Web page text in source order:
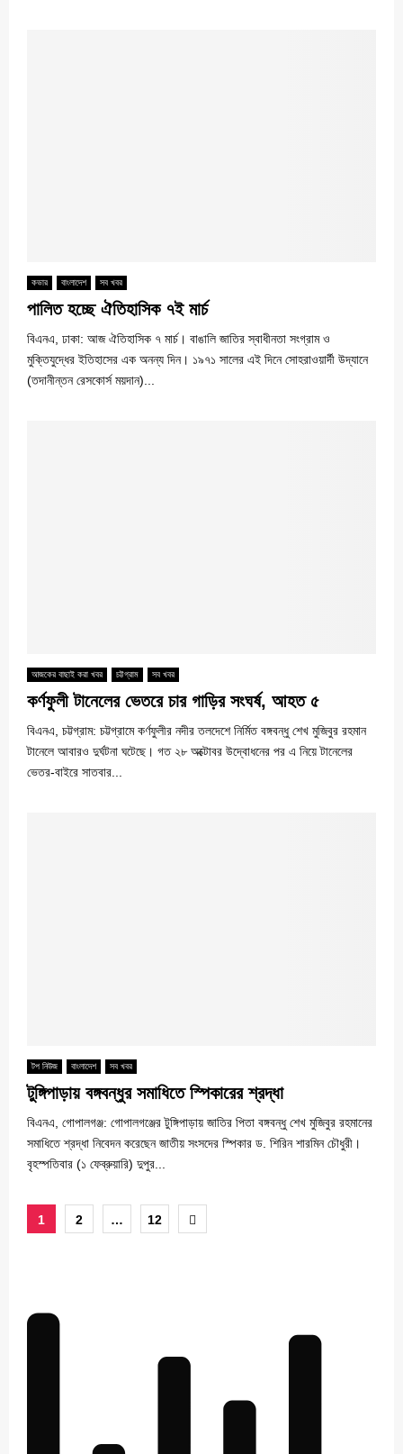
কভার বাংলাদেশ সব খবর
পালিত হচ্ছে ঐতিহাসিক ৭ই মার্চ
বিএনএ, ঢাকা: আজ ঐতিহাসিক ৭ মার্চ। বাঙালি জাতির স্বাধীনতা সংগ্রাম ও
মুক্তিযুদ্ধের ইতিহাসের এক অনন্য দিন। ১৯৭১ সালের এই দিনে সোহরাওয়ার্দী উদ্যানে
(তদানীন্তন রেসকোর্স ময়দান)...
আজকের বাছাই করা খবর চট্টগ্রাম সব খবর
কর্ণফুলী টানেলের ভেতরে চার গাড়ির সংঘর্ষ, আহত ৫
বিএনএ, চট্টগ্রাম: চট্টগ্রামে কর্ণফুলীর নদীর তলদেশে নির্মিত বঙ্গবন্ধু শেখ মুজিবুর রহমান
টানেলে আবারও দুর্ঘটনা ঘটেছে। গত ২৮ অক্টোবর উদ্বোধনের পর এ নিয়ে টানেলের
ভেতর-বাইরে সাতবার...
টপ নিউজ বাংলাদেশ সব খবর
টুঙ্গিপাড়ায় বঙ্গবন্ধুর সমাধিতে স্পিকারের শ্রদ্ধা
বিএনএ, গোপালগঞ্জ: গোপালগঞ্জের টুঙ্গিপাড়ায় জাতির পিতা বঙ্গবন্ধু শেখ মুজিবুর রহমানের
সমাধিতে শ্রদ্ধা নিবেদন করেছেন জাতীয় সংসদের স্পিকার ড. শিরিন শারমিন চৌধুরী।
বৃহস্পতিবার (১ ফেব্রুয়ারি) দুপুর...
Posts
1 2 … 12